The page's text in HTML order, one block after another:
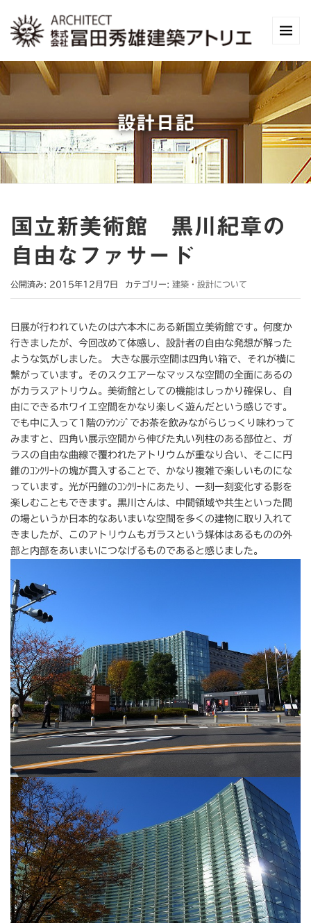
設計日記
国立新美術館 黒川紀章の
自由なファサード
公開済み: 2015年12月7日 カテゴリー: 建築・設計について
日展が行われていたのは六本木にある新国立美術館です。何度か
行きましたが、今回改めて体感し、設計者の自由な発想が解った
ような気がしました。 大きな展示空間は四角い箱で、それが横に
繋がっています。そのスクエアーなマッスな空間の全面にあるの
がカラスアトリウム。美術館としての機能はしっかり確保し、自
由にできるホワイエ空間をかなり楽しく遊んだという感じです。
でも中に入って1階のﾗｳﾝｼﾞでお茶を飲みながらじっくり味わって
みますと、四角い展示空間から伸びた丸い列柱のある部位と、ガ
ラスの自由な曲線で覆われたアトリウムが重なり合い、そこに円
錐のｺﾝｸﾘｰﾄの塊が貫入することで、かなり複雑で楽しいものにな
っています。光が円錐のｺﾝｸﾘｰﾄにあたり、一刻一刻変化する影を
楽しむこともできます。黒川さんは、中間領域や共生といった間
の場というか日本的なあいまいな空間を多くの建物に取り入れて
きましたが、このアトリウムもガラスという媒体はあるものの外
部と内部をあいまいにつなげるものであると感じました。